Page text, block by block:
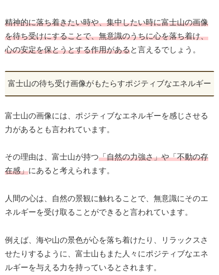
精神的に落ち着きたい時や、集中したい時に富士山の画像
を待ち受けにすることで、無意識のうちに心を落ち着け、
心の安定を保とうとする作用があると言えるでしょう。
富士山の待ち受け画像がもたらすポジティブなエネルギー
富士山の画像には、ポジティブなエネルギーを感じさせる
力があるとも言われています。
その理由は、富士山が持つ「自然の力強さ」や「不動の存
在感」にあると考えられます。
人間の心は、自然の景観に触れることで、無意識にそのエ
ネルギーを受け取ることができると言われています。
例えば、海や山の景色が心を落ち着けたり、リラックスさ
せたりするように、富士山もまた人々にポジティブなエネ
ルギーを与える力を持っているとされます。